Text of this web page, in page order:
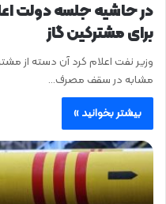
در حاشیه جلسه دولت
برای مشترکین گاز
وزیر نفت اعلام کرد آن دسته از
مشابه در سقف مصرف…
بیشتر بخوانید »